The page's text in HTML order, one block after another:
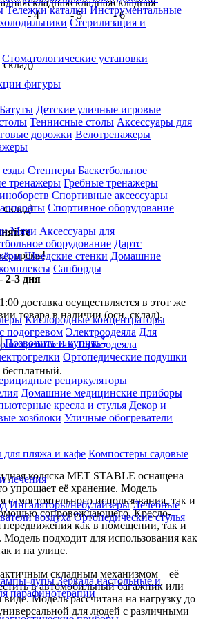
Тележки каталки Инструментальные
Стерилизация и
Стоматологические установки
фигуры
Батуты Детские уличные игровые
Теннисные столы Аксессуары для
дорожки Велотренажеры
Степперы Баскетбольное
тренажеры Гребные тренажеры
Спортивные аксессуары
Спортивное оборудование
Мячи Аксессуары для
оборудование Дартс
Шведские стенки Домашние
Сапборды
Кислородные концентраторы
подогревом Электроодеяла Для
потребностям Термоодеяла
Ортопедические подушки
рециркуляторы
Домашние медицинские приборы
кресла и стулья Декор и
хозблоки Уличные обогреватели
для пляжа и кафе Компостеры садовые
лечения
Ингаляторы/небулайзеры Лечебные
воздуха Ортопедические стулья
лупы Зеркала настольные и
парафинотерапии
время!
2-3 дня
доставка осуществляется в этот же
товара в наличии (осн. склад).
Позвонить и купить*
коляска МЕТ STABLE оснащена
упрощает её хранение. Модель
самостоятельного использования, так и
сопровождающего. Кресло-
передвижения как в помещении, так и
подходит для использования как
и на улице.
складным механизмом – её
в автомобильный багажник или
Модель рассчитана на нагрузку до
для людей с различными